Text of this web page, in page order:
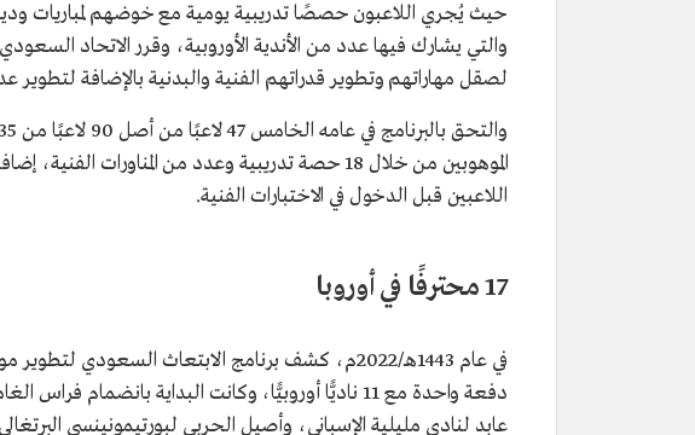
حيث يُجري اللاعبون حصصًا تدريبية يومية مع خوضهم لمباريات ودية
لصقل مهاراتهم وتطوير قدراتهم الفنية والبدنية بالإضافة لتطوير
الموهوبين من خلال 18 حصة تدريبية وعدد من
اللاعبين قبل الدخول في الاختبارات الفنية.
17 محترفًا في أوروبا
دفعة واحدة مع 11 ناديًّا أوروبيًّا، وكانت البداية
عابد لنادي مليلية الإسباني، وأصيل الحربي لبورتيمونينسي